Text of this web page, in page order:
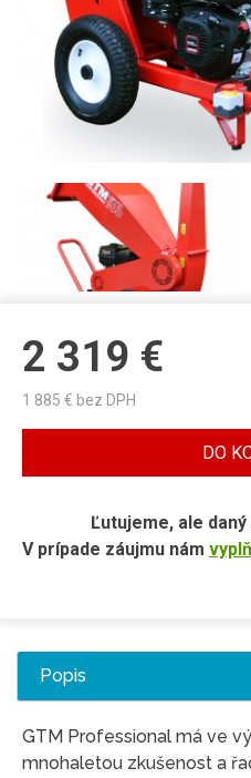
2 319 €
1 885 € bez DPH
DO
Ľutujeme, ale
V prípade záujmu nám
Popis
GTM Professional má ve
mnohaletou zkušenost a